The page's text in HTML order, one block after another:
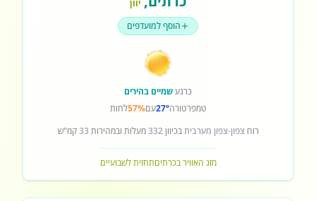
יוון
הוסף למועדפים
כרגעשמיים בהירים
טמפרטורה27°עם57%לחות
רוחצפון-צפון מערביתבכיוון332מעלות ובמהירות 33קמ"ש
מזג האוויר בכרתיםתחזית לשבועיים